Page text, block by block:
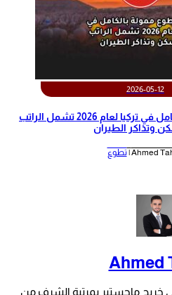
2026-05-12
‫فرصة تطوع ممولة بالكامل في تركيا لعام 2026 تشمل الراتب
وتذاكر الطيران‬
Ahmed تطوع
Ahmed
خريج ماجستير بمرتبة الشرف من